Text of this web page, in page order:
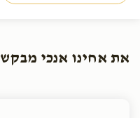
את אחינו אנכי מבקש